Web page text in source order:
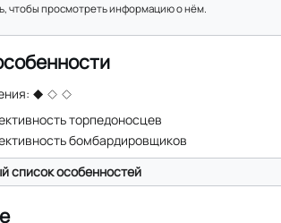
чтобы просмотреть информацию о нём.
торпедоносцев
бомбардировщиков
список особенностей